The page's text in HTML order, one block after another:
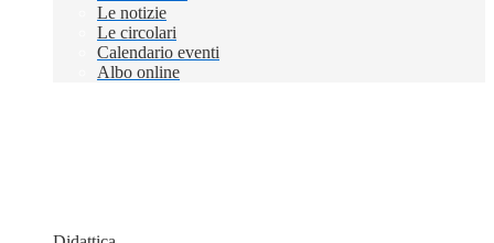
Le notizie
Le circolari
Calendario eventi
Albo online